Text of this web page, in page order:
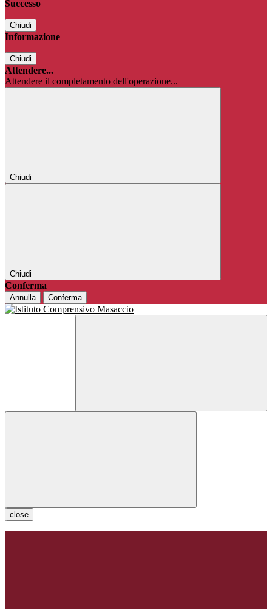
Successo
Chiudi
Informazione
Chiudi
Attendere...
Attendere il completamento dell'operazione...
Chiudi
Chiudi
Conferma
Annulla Conferma
close